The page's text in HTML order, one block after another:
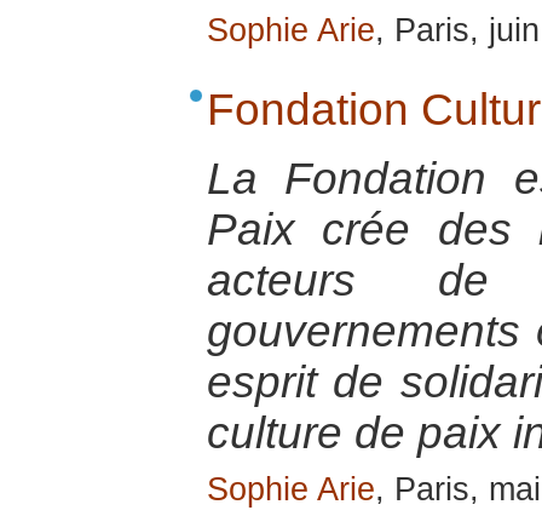
Sophie Arie, Paris,
Fondation
La Fondation
Paix crée des
acteurs de
esprit de
culture de paix
Sophie Arie, Paris,